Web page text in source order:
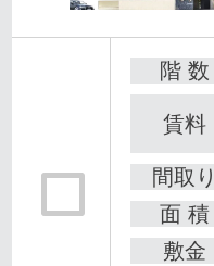
階 数
賃料
間取り
面 積
敷金